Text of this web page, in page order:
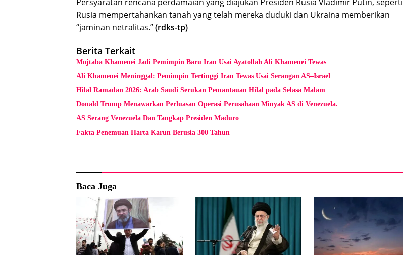
Rusia mempertahankan tanah yang telah mereka duduki dan Ukraina memberikan
“jaminan netralitas.”(rdks-tp)
Berita Terkait
Mojtaba Khamenei Jadi Pemimpin Baru Iran Usai Ayatollah Ali Khamenei Tewas
Ali Khamenei Meninggal: Pemimpin Tertinggi Iran Tewas Usai Serangan AS–Israel
Hilal Ramadan 2026: Arab Saudi Serukan Pemantauan Hilal pada Selasa Malam
Donald Trump Menawarkan Perluasan Operasi Perusahaan Minyak AS di Venezuela.
AS Serang Venezuela Dan Tangkap Presiden Maduro
Fakta Penemuan Harta Karun Berusia 300 Tahun
Baca Juga